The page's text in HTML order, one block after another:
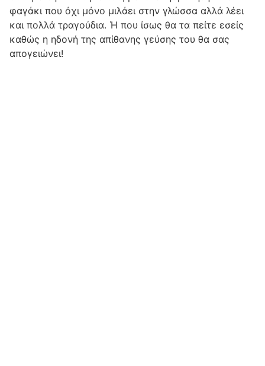
φαγάκι που όχι μόνο μιλάει στην γλώσσα αλλά λέει
και πολλά τραγούδια. Ή που ίσως θα τα πείτε εσείς
καθώς η ηδονή της απίθανης γεύσης του θα σας
απογειώνει!